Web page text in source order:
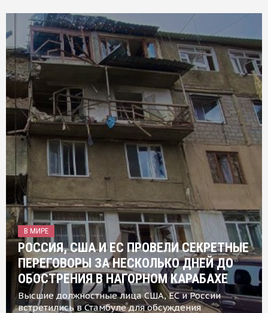
В МИРЕ
РОССИЯ, США И ЕС ПРОВЕЛИ СЕКРЕТНЫЕ
ПЕРЕГОВОРЫ ЗА НЕСКОЛЬКО ДНЕЙ ДО
ОБОСТРЕНИЯ В НАГОРНОМ КАРАБАХЕ
Высшие должностные лица США, ЕС и России
встретились в Стамбуле для обсуждения